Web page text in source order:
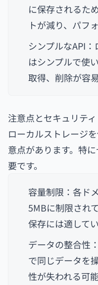
に保存されるた
トが減り、パフ
シンプルなAPI
はシンプルで使
取得、削除が容易
注意点とセキュリティ
ローカルストレージ
意点があります。特
要です。
容量制限：各ド
5MBに制限され
保存には適して
データの整合性
で同じデータを
性が失われる可